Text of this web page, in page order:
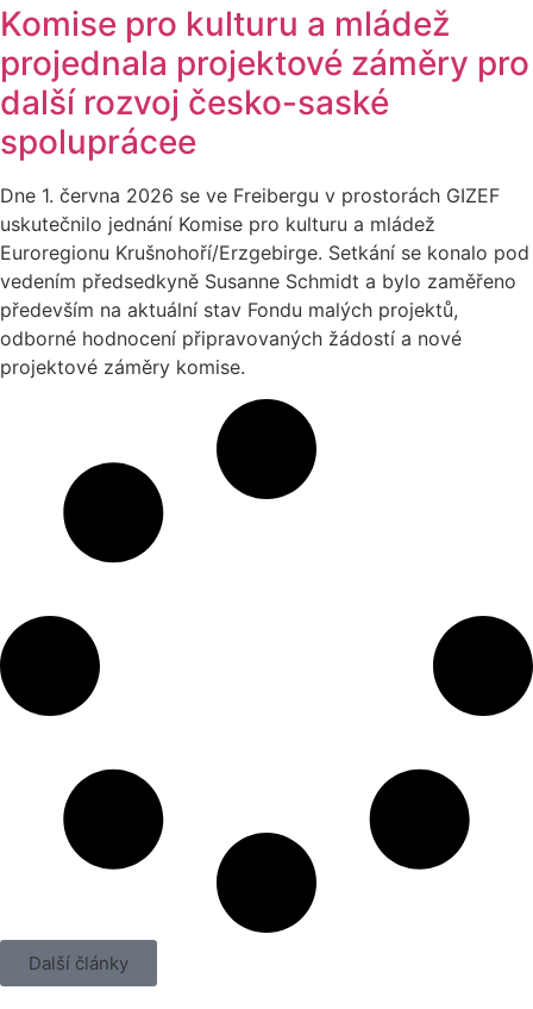
Komise pro kulturu a mládež
projednala projektové záměry pro
další rozvoj česko-saské
spoluprácee
Dne 1. června 2026 se ve Freibergu v prostorách GIZEF
uskutečnilo jednání Komise pro kulturu a mládež
Euroregionu Krušnohoří/Erzgebirge. Setkání se konalo pod
vedením předsedkyně Susanne Schmidt a bylo zaměřeno
především na aktuální stav Fondu malých projektů,
odborné hodnocení připravovaných žádostí a nové
projektové záměry komise.
Další články